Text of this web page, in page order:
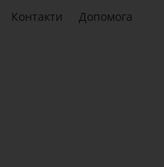
Контакти Допомога